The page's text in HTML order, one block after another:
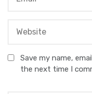
Save my name,
the next time I